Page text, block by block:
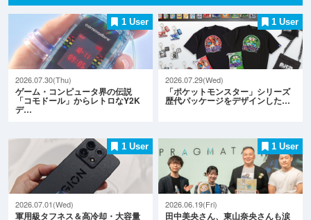
1 User
2026.07.30(Thu)
ゲーム・コンピュータ界の伝説
「コモドール」からレトロなY2K
デ…
1 User
2026.07.29(Wed)
「ポケットモンスター」シリーズ
歴代パッケージをデザインした…
1 User
2026.07.01(Wed)
軍用級タフネス＆高冷却・大容量
1 User
2026.06.19(Fri)
田中美央さん、東山奈央さんも涙